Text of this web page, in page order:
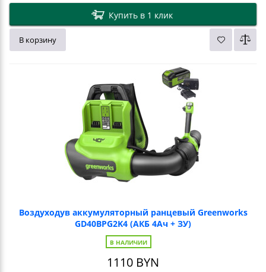
Купить в 1 клик
В корзину
Воздуходув аккумуляторный ранцевый Greenworks
GD40BPG2K4 (АКБ 4Ач + ЗУ)
В НАЛИЧИИ
1110 BYN